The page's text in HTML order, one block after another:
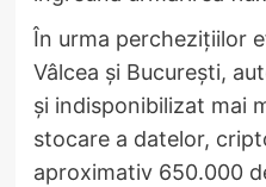
În urma perchezițiilor
Vâlcea și București,
și indisponibilizat mai
stocare a datelor,
aproximativ 650.000